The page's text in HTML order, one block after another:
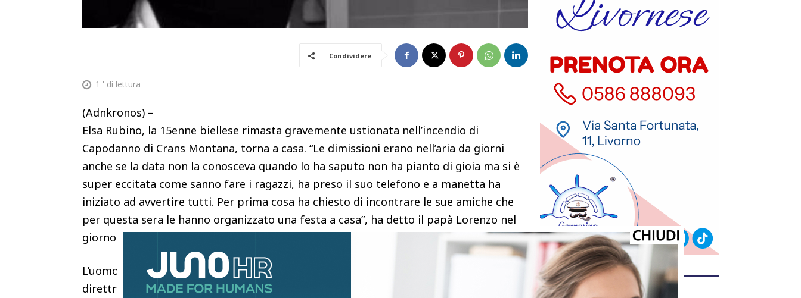
Condividere
1 ' di lettura
(Adnkronos) –
Elsa Rubino, la 15enne biellese rimasta gravemente ustionata nell’incendio di
Capodanno di Crans Montana, torna a casa. “Le dimissioni erano nell’aria da giorni
anche se la data non la conosceva quando lo ha saputo non ha pianto di gioia ma si è
super eccitata come sanno fare i ragazzi, ha preso il suo telefono e a manetta ha
iniziato ad avvertire tutti. Per prima cosa ha chiesto di incontrare le sue amiche che
per questa sera le hanno organizzato una festa a casa”, ha detto il papà Lorenzo nel
giorno in cui la ragazza è stata dimessa dall’ospedale.
L’uomo, accompagnato dal dg dell’Azienda Oirm-Sant’Anna, Adriano Leli, e dalla
direttrice sanitaria del Regina Margherita, Silvana Barbaro, ha voluto incontrare la
ULTIMI ARTICOLI